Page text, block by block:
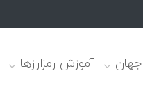
جهان آموزش رمزارزها